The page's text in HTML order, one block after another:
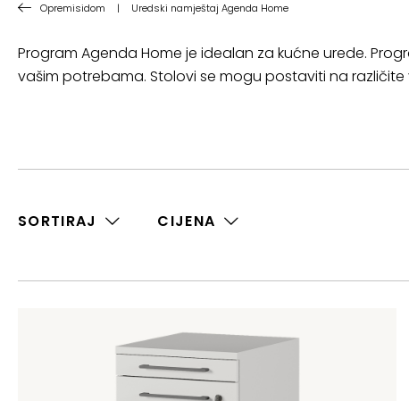
Opremisidom | Uredski namještaj Agenda Home
Program Agenda Home je idealan za kućne urede.
vašim potrebama. Stolovi se mogu postaviti na
SORTIRAJ CIJENA